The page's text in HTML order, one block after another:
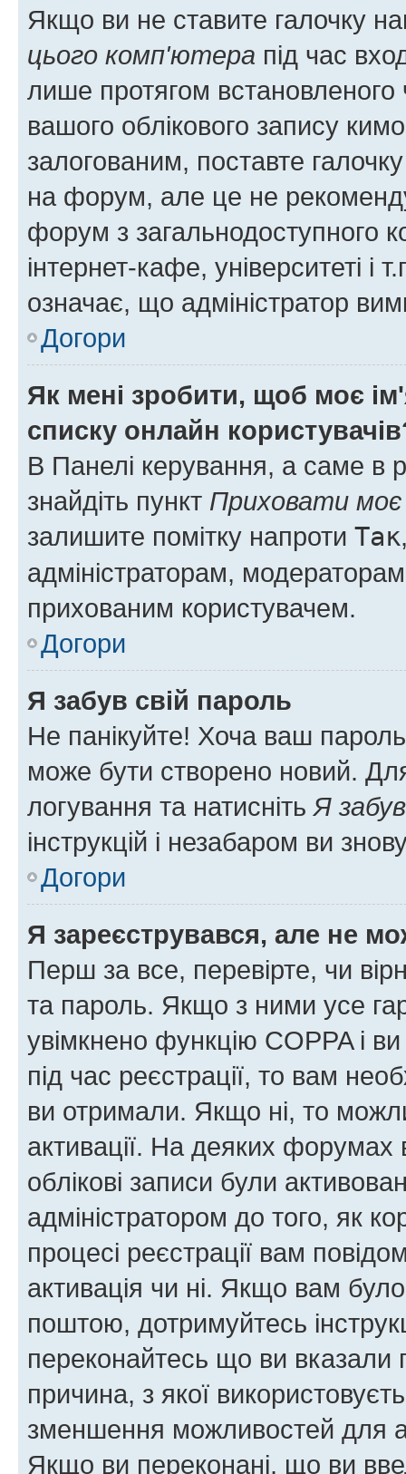
Якщо ви не ставите галочку
цього комп'ютера під час
лише протягом встановленого
вашого облікового запису
залогованим, поставте
на форум, але це не
форум з загальнодоступного
інтернет-кафе, університеті і
означає, що адміністратор
Догори
Як мені зробити, щоб моє
списку онлайн
В Панелі керування, а саме в
знайдіть пункт Приховати моє
залишите помітку напроти Так
адміністраторам,
прихованим користувачем.
Догори
Я забув свій пароль
Не панікуйте! Хоча ваш
може бути створено новий.
логування та натисніть Я
інструкцій і незабаром ви
Догори
Я зареєструвався, але не
Перш за все, перевірте, чи
та пароль. Якщо з ними усе
увімкнено функцію COPPA і
під час реєстрації, то вам
ви отримали. Якщо ні, то
активації. На деяких форумах
облікові записи були
адміністратором до того, як
процесі реєстрації вам
активація чи ні. Якщо вам
поштою, дотримуйтесь
переконайтесь що ви
причина, з якої
зменшення можливостей для
Якщо ви переконані, що ви